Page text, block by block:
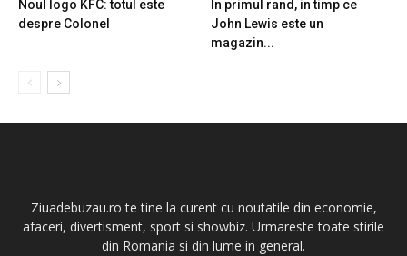
Noul logo KFC: totul este
despre Colonel
In primul rand, in timp ce
John Lewis este un
magazin...
Ziuadebuzau.ro te tine la curent cu noutatile din economie,
afaceri, divertisment, sport si showbiz. Urmareste toate stirile
din Romania si din lume in general.